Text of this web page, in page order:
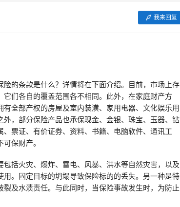
我来回复
的条款是什么？详情将在下面介绍。目前，市场上存
们各自的覆盖范围各不相同。此外，在家庭财产方
全部产权的房屋及室内装潢、家用电器、文化娱乐用
，部分保险产品也承保现金、金银、珠宝、玉器、钻
票证、有价证券、资料、书籍、电脑软件、通讯工
保财产。
括火灾、爆炸、雷电、风暴、洪水等自然灾害，以及
。固定目标的坍塌导致保险标的的丢失。另一种是特
及水渍责任。与此同时，当保险事故发生时，为防止